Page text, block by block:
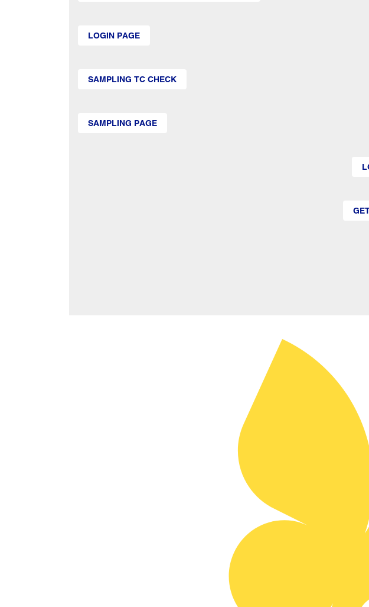
LOGIN PAGE
SAMPLING TC CHECK
SAMPLING PAGE